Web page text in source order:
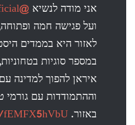
אני מודה לנשיא @AlsisiOfficial
ועל פגישה חמה
לאזור היא בממדים
במספר סוגיות
איראן להפוך למדינה
וההתמודדות עם גורמי
באזור.